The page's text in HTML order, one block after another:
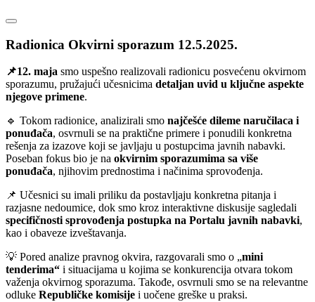
Radionica Okvirni sporazum 12.5.2025.
📌12. maja smo uspešno realizovali radionicu posvećenu okvirnom
sporazumu, pružajući učesnicima detaljan uvid u ključne aspekte
njegove primene.
🔹 Tokom radionice, analizirali smo najčešće dileme naručilaca i
ponuđača, osvrnuli se na praktične primere i ponudili konkretna
rešenja za izazove koji se javljaju u postupcima javnih nabavki.
Poseban fokus bio je na okvirnim sporazumima sa više
ponuđača, njihovim prednostima i načinima sprovođenja.
📌 Učesnici su imali priliku da postavljaju konkretna pitanja i
razjasne nedoumice, dok smo kroz interaktivne diskusije sagledali
specifičnosti sprovođenja postupka na Portalu javnih nabavki,
kao i obaveze izveštavanja.
💡 Pored analize pravnog okvira, razgovarali smo o „mini
tenderima“ i situacijama u kojima se konkurencija otvara tokom
važenja okvirnog sporazuma. Takođe, osvrnuli smo se na relevantne
odluke Republičke komisije i uočene greške u praksi.